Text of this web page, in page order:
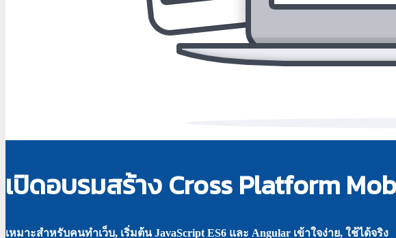
เปิดอบรมสร้าง Cross Platform
เหมาะสำหรับคนทำเว็บ, เริ่มต้น JavaScript ES6 และ Angular เข้าใจง่าย, ใช้ได้จริง